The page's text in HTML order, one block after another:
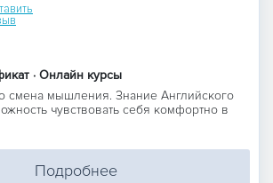
· Онлайн курсы
смена мышления. Знание Английского
чувствовать себя комфортно в
Подробнее